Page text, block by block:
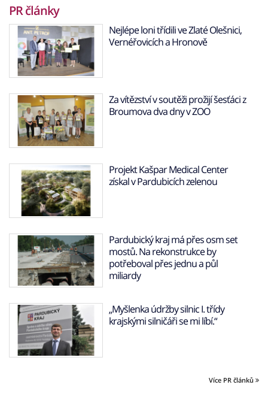
PR články
Nejlépe loni třídili ve Zlaté Olešnici,
Vernéřovicích a Hronově
Za vítězství v soutěži prožijí šesťáci z
Broumova dva dny v ZOO
Projekt Kašpar Medical Center
získal v Pardubicích zelenou
Pardubický kraj má přes osm set
mostů. Na rekonstrukce by
potřeboval přes jednu a půl
miliardy
„Myšlenka údržby silnic I. třídy
krajskými silničáři se mi líbí.“
Více PR článků